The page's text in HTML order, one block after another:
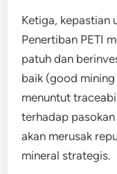
Ketiga, kepastian
Penertiban PETI
patuh dan
baik (good
menuntut
terhadap
akan merusak
mineral strategis.